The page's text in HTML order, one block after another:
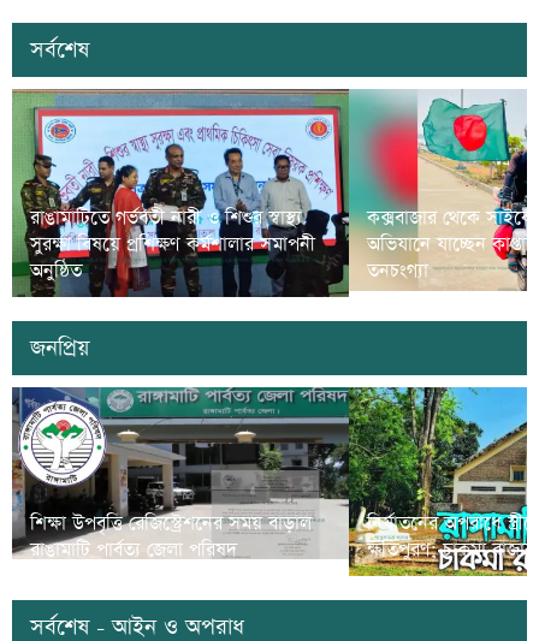
সর্বশেষ
রাঙামাটিতে গর্ভবতী নারী ও শিশুর স্বাস্থ্য
সুরক্ষা বিষয়ে প্রশিক্ষণ কর্মশালার সমাপনী
অনুষ্ঠিত
কক্সবাজার থেকে
অভিযানে যাচ্ছেন
তনচংগ্যা
জনপ্রিয়
শিক্ষা উপবৃত্তি রেজিস্ট্রেশনের সময় বাড়াল
রাঙামাটি পার্বত্য জেলা পরিষদ
নির্যাতনের অপরাধে
ক্ষতিপুরণ; চাকমা
সর্বশেষ - আইন ও অপরাধ